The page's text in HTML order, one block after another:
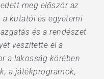
meg először az
kutatói és egyetemi
és a rendészet
veszítette el a
a lakosság körében
a játékprogramok,